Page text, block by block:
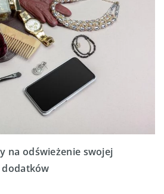
na odświeżenie swojej
dodatków